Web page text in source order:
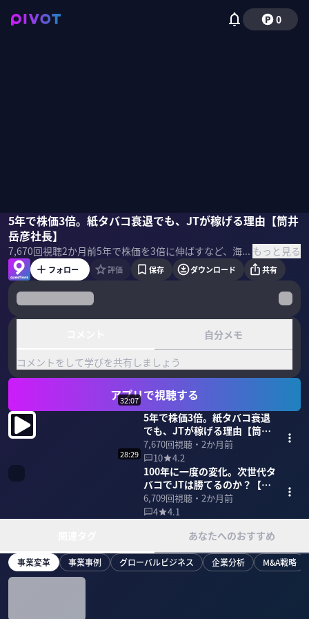
0
5年で株価3倍。紙タバコ衰退でも、JTが稼げる理由【筒井
岳彦社長】
7,670回視聴2か月前 5年で株価を3倍に伸ばすなど、海外市場での成長が続くJT。なぜ衰退市場でも成長できるのか？海外M＆Aの成功要因は何か？電子タバコ市場でどう攻めるのか？2026年1月に社長に就任した筒井岳彦社長に聞いた。 ＜ゲスト＞ 筒井岳彦｜JT 社長 早稲田大学理工学部卒業後、1997年にJT入社。M&Aや海外事業に精通し、JTインターナショナルの執行役員や上級執行役員を歴任。2026年1月より現職。 ＜目次＞ もっと見る
筒井岳彦佐々木紀彦
フォロー 評価 保存 ダウンロード 共有
自分メモ
コメントをして学びを共有しましょう
アプリで視聴する
32:07
5年で株価3倍。紙タバコ衰退
でも、JTが稼げる理由【筒井
岳彦社長】
7,670回視聴・ 2か月前
10
4.2
28:29
100年に一度の変化。次世代タ
バコでJTは勝てるのか？【筒
井岳彦社長】
6,709回視聴・ 2か月前
4
4.1
あなたへのおすすめ
事業変革 事業事例 グローバルビジネス 企業分析 M&A戦略